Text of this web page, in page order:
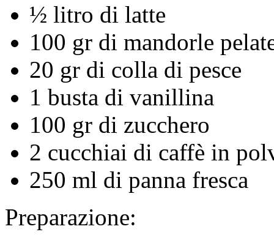
½ litro di latte
100 gr di mandorle
20 gr di colla di pesce
1 busta di vanillina
100 gr di zucchero
2 cucchiai di caffè in
250 ml di panna fresca
Preparazione: